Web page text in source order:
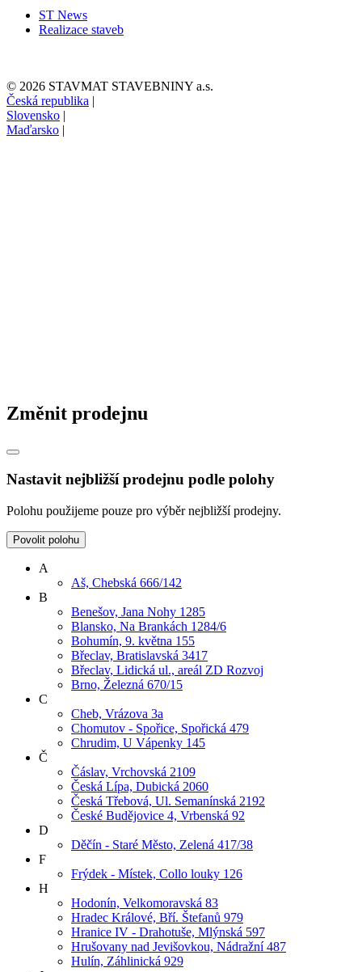
ST News
Realizace staveb
© 2026 STAVMAT STAVEBNINY a.s.
Česká republika |
Slovensko |
Maďarsko |
Změnit prodejnu
Nastavit nejbližší prodejnu podle polohy
Polohu použijeme pouze pro výběr nejbližší prodejny.
Povolit polohu
A
Aš, Chebská 666/142
B
Benešov, Jana Nohy 1285
Blansko, Na Brankách 1284/6
Bohumín, 9. května 155
Břeclav, Bratislavská 3417
Břeclav, Lidická ul., areál ZD Rozvoj
Brno, Železná 670/15
C
Cheb, Vrázova 3a
Chomutov - Spořice, Spořická 479
Chrudim, U Vápenky 145
Č
Čáslav, Vrchovská 2109
Česká Lípa, Dubická 2060
Česká Třebová, Ul. Semanínská 2192
České Budějovice 4, Vrbenská 92
D
Děčín - Staré Město, Zelená 417/38
F
Frýdek - Místek, Collo louky 126
H
Hodonín, Velkomoravská 83
Hradec Králové, Bří. Štefanů 979
Hranice IV - Drahotuše, Mlýnská 597
Hrušovany nad Jevišovkou, Nádražní 487
Hulín, Záhlinická 929